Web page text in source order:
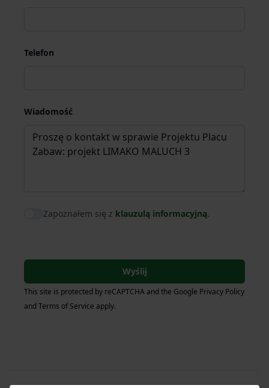
Telefon
Wiadomość
Agree to policies
Zapoznałem się z klauzulą informacyjną.
Wyślij
This site is protected by reCAPTCHA and the Google Privacy Policy
and Terms of Service apply.